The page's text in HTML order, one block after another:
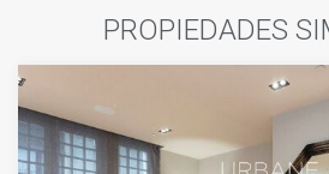
PROPIEDADES